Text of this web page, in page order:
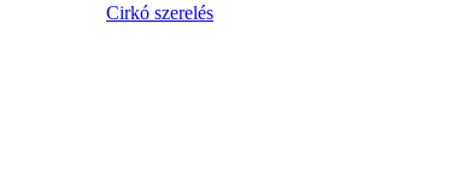
Cirkó szerelés